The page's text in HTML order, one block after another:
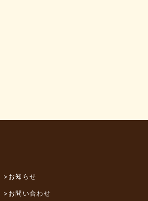
>お知らせ
>お問い合わせ